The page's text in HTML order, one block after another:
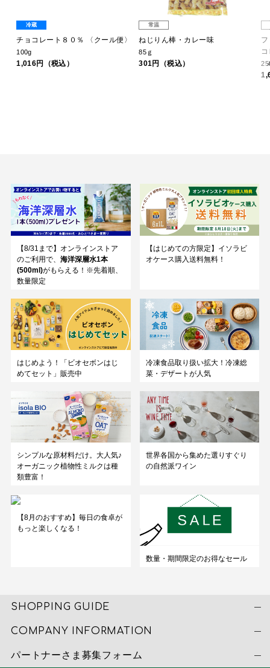
冷蔵
チョコレート８０％ 〈クール便〉
100g
1,016円（税込）
常温
ねじりん棒・カレー味
85ｇ
301円（税込）
【8/31まで】オンラインストア
のご利用で、 海洋深層水1本
(500ml)がもらえる！※先着順、
数量限定
【はじめての方限定】イソラビ
オケース購入送料無料！
はじめよう！「ビオセボンはじ
めてセット」販売中
冷凍食品取り扱い拡大！冷凍総
菜・デザートが人気
シンプルな原材料だけ。大人気♪
オーガニック植物性ミルクは種
類豊富！
世界各国から集めた選りすぐり
の自然派ワイン
【8月のおすすめ】毎日の食卓が
もっと楽しくなる！
数量・期間限定のお得なセール
SHOPPING GUIDE
COMPANY INFORMATION
パートナーさま募集フォーム